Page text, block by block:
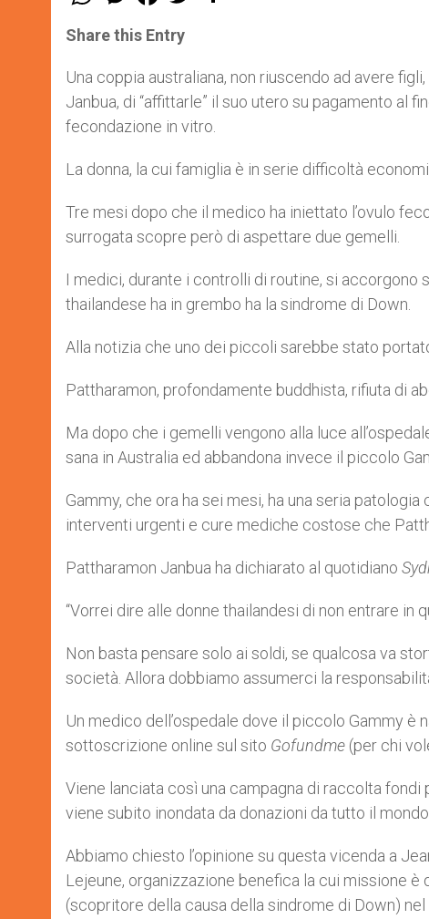
t
s
p
p
s
e
g
e
r
e
b
o
k
r
Share this Entry
Una coppia australiana, non riuscendo ad avere
Janbua, di “affittarle” il suo utero su pagamento al
fecondazione in vitro.
La donna, la cui famiglia è in serie difficoltà
Tre mesi dopo che il medico ha iniettato l’ovulo
surrogata scopre però di aspettare due gemelli.
I medici, durante i controlli di routine, si accorgono
thailandese ha in grembo ha la sindrome di Down.
Alla notizia che uno dei piccoli sarebbe stato
Pattharamon, profondamente buddhista, rifiuta di
Ma dopo che i gemelli vengono alla luce
sana in Australia ed abbandona invece il piccolo
Gammy, che ora ha sei mesi, ha una seria
interventi urgenti e cure mediche costose che
Pattharamon Janbua ha dichiarato al quotidiano
“Vorrei dire alle donne thailandesi di non entrare in
Non basta pensare solo ai soldi, se qualcosa va
società. Allora dobbiamo assumerci la
Un medico dell’ospedale dove il piccolo Gammy è
sottoscrizione online sul sito Gofundme (per chi
Viene lanciata così una campagna di raccolta
viene subito inondata da donazioni da tutto il mondo.
Abbiamo chiesto l’opinione su questa vicenda a
Lejeune, organizzazione benefica la cui missione
(scopritore della causa della sindrome di Down)